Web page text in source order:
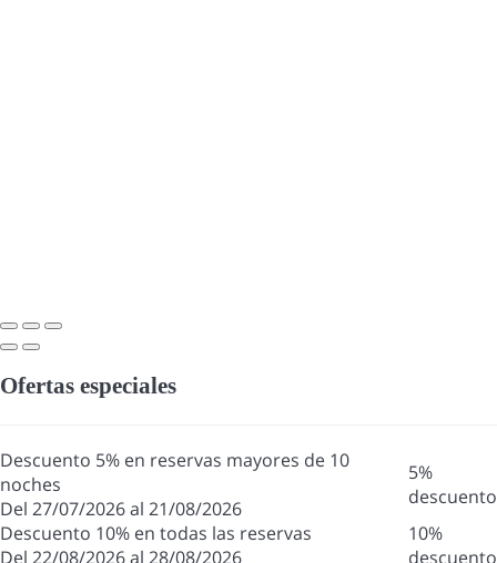
Ofertas especiales
Descuento 5% en reservas mayores de 10
noches
Del 27/07/2026 al 21/08/2026
5%
descuento
Descuento 10% en todas las reservas
Del 22/08/2026 al 28/08/2026
10%
descuento